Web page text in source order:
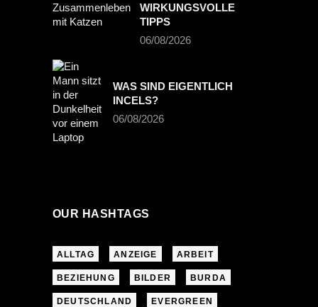
WIRKUNGSVOLLE
TIPPS
06/08/2026
WAS SIND EIGENTLICH
INCELS?
06/08/2026
OUR HASHTAGS
ALLTAG ANZEIGE ARBEIT
BEZIEHUNG BILDER BURDA
DEUTSCHLAND EVERGREEN